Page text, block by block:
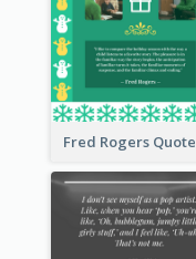
Fred Rogers Quote